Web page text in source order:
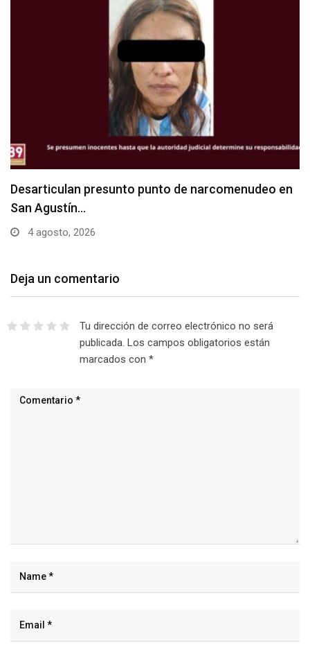
Desarticulan presunto punto de narcomenudeo en
San Agustín…
4 agosto, 2026
Deja un comentario
Tu dirección de correo electrónico no será
publicada. Los campos obligatorios están
marcados con *